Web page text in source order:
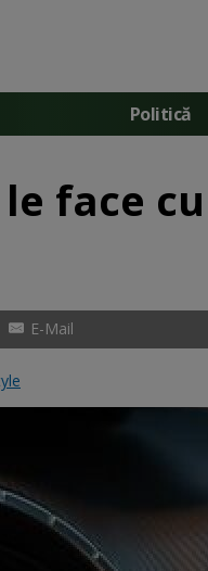
Politică
face
E-Mail